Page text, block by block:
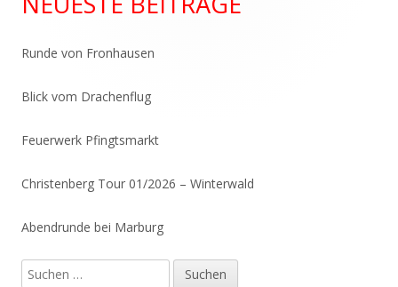
Seitenleiste
Runde von Fronhausen
Blick vom Drachenflug
Feuerwerk Pfingtsmarkt
Christenberg Tour 01/2026 – Winterwald
Abendrunde bei Marburg
Suchen